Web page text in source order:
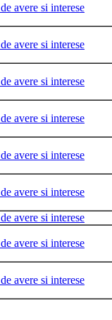
avere si interese
avere si interese
avere si interese
avere si interese
avere si interese
avere si interese
avere si interese
avere si interese
avere si interese